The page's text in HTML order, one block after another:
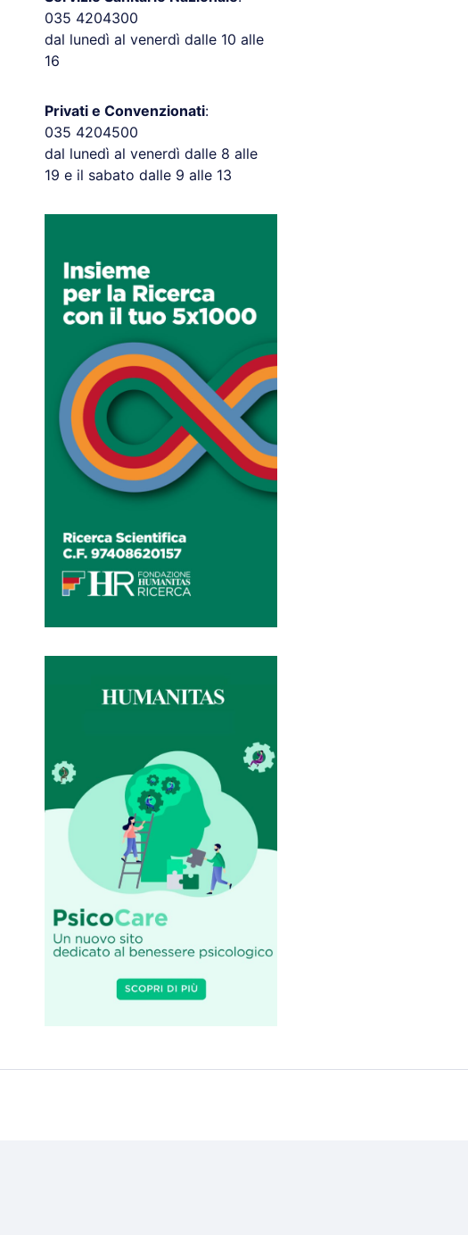
035 4204300
dal lunedì al venerdì dalle 10 alle
16
Privati e Convenzionati:
035 4204500
dal lunedì al venerdì dalle 8 alle
19 e il sabato dalle 9 alle 13